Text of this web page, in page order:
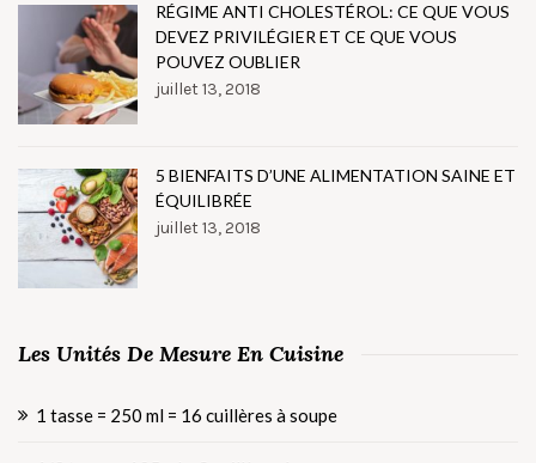
RÉGIME ANTI CHOLESTÉROL: CE QUE VOUS
DEVEZ PRIVILÉGIER ET CE QUE VOUS
POUVEZ OUBLIER
juillet 13, 2018
5 BIENFAITS D’UNE ALIMENTATION SAINE ET
ÉQUILIBRÉE
juillet 13, 2018
Les Unités De Mesure En Cuisine
1 tasse = 250 ml = 16 cuillères à soupe